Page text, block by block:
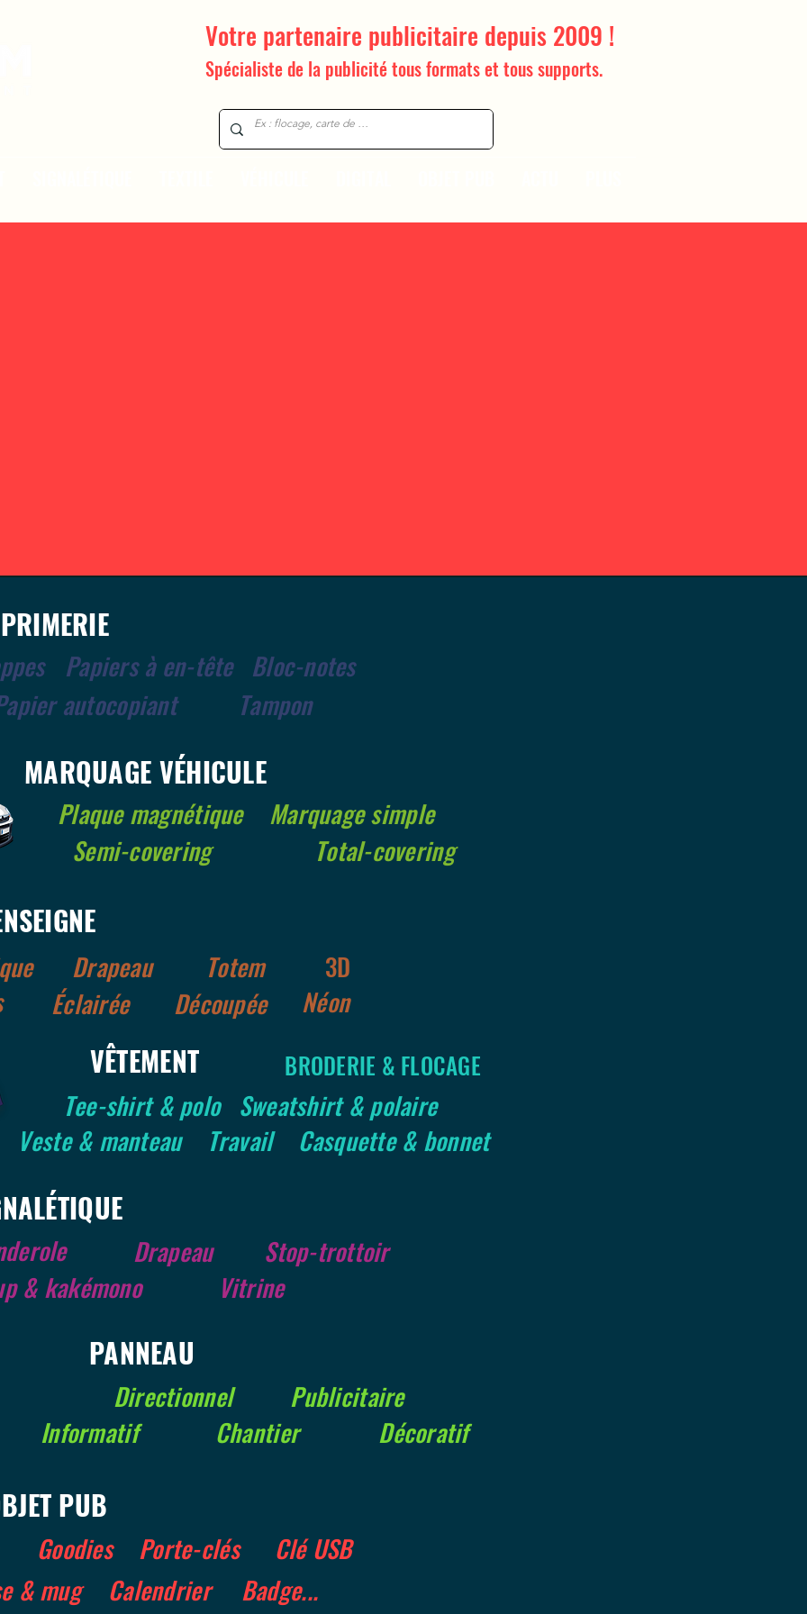
Votre partenaire publicitaire depuis 2009 !
Spécialiste de la publicitétous formats et tous supports.
Tampon
Bloc-notes
autocopiant
Papiers à en-tête
MARQUAGE VÉHICULE
Total-covering
Semi-covering
Marquage simple
Plaque magnétique
Éclairée
Drapeau
Totem
3D
Découpée
Néon
VÊTEMENT
Tee-shirt & polo Sweatshirt & polaire
Veste & manteau
Travail Casquette & bonnet
BRODERIE & FLOCAGE
Drapeau
Stop-trottoir
& kakémono
Vitrine
PANNEAU
Directionnel
Publicitaire
Chantier
Informatif Décoratif
PUB
Goodies
Porte-clés
& mug
Calendrier
Clé USB
Badge...